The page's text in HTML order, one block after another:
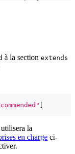
à la section extends
la
en charge ci-